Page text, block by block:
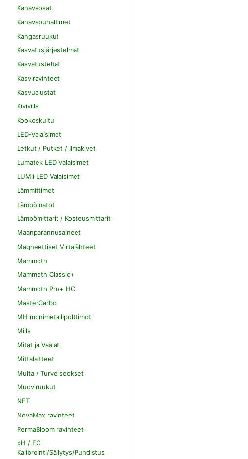
Kanavaosat
Kanavapuhaltimet
Kangasruukut
Kasvatusjärjestelmät
Kasvatusteltat
Kasviravinteet
Kasvualustat
Kivivilla
Kookoskuitu
LED-Valaisimet
Letkut / Putket / Ilmakivet
Lumatek LED Valaisimet
LUMii LED Valaisimet
Lämmittimet
Lämpömatot
Lämpömittarit / Kosteusmittarit
Maanparannusaineet
Magneettiset Virtalähteet
Mammoth
Mammoth Classic+
Mammoth Pro+ HC
MasterCarbo
MH monimetallipolttimot
Mills
Mitat ja Vaa'at
Mittalaitteet
Multa / Turve seokset
Muoviruukut
NFT
NovaMax ravinteet
PermaBloom ravinteet
pH / EC
Kalibrointi/Säilytys/Puhdistus